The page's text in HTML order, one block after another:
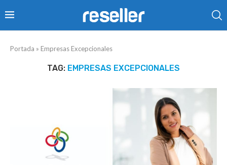
Portada » Empresas Excepcionales
TAG: EMPRESAS EXCEPCIONALES